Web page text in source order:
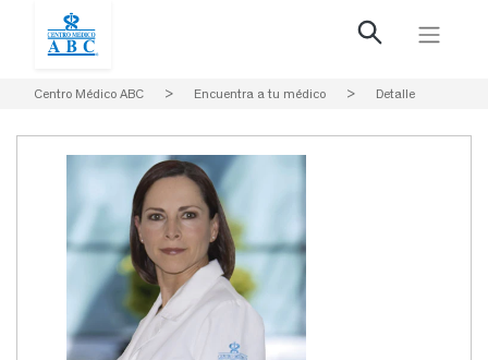
Centro Médico ABC > Encuentra a tu médico > Detalle